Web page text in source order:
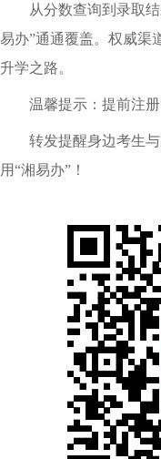
从分数查询到录取
易办”通通覆盖。权威渠
升学之路。
温馨提示：提前注
转发提醒身边考生
用“湘易办”！